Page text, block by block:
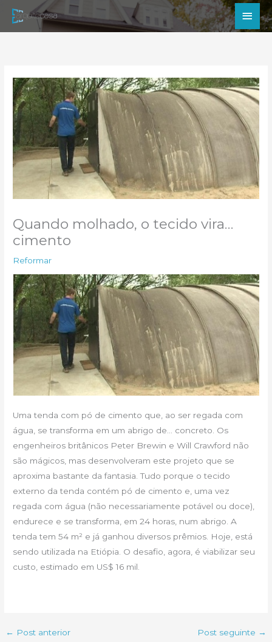
para
Quando molhado, o tecido vira…
cimento
Reformar
Uma tenda com pó de cimento que, ao ser regada com
água, se transforma em um abrigo de… concreto. Os
engenheiros britânicos Peter Brewin e Will Crawford não
são mágicos, mas desenvolveram este projeto que se
aproxima bastante da fantasia. Tudo porque o tecido
externo da tenda contém pó de cimento e, uma vez
regada com água (não necessariamente potável ou doce),
endurece e se transforma, em 24 horas, num abrigo. A
tenda tem 54 m² e já ganhou diversos prêmios. Hoje, está
sendo utilizada na Etiópia. O desafio, agora, é viabilizar seu
custo, estimado em US$ 16 mil.
← Post anterior Post seguinte →